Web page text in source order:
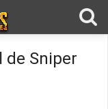
de Sniper